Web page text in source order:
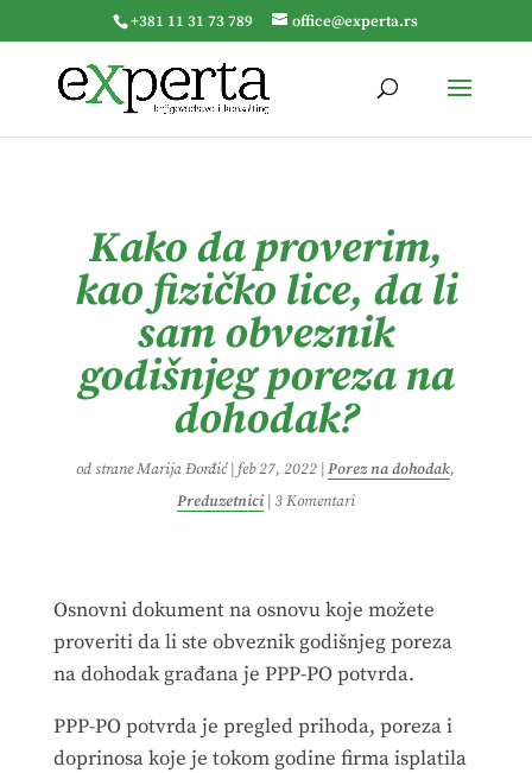
+381 11 31 73 789 office@experta.rs
Kako da proverim,
kao fizičko lice, da li
sam obveznik
godišnjeg poreza na
dohodak?
od straneMarija Đorđić|feb 27, 2022 |Porez na dohodak,
Preduzetnici| 3 Komentari
Osnovni dokument na osnovu koje možete
proveriti da li ste obveznik godišnjeg poreza
na dohodak građana je PPP-PO potvrda.
PPP-PO potvrda je pregled prihoda, poreza i
doprinosa koje je tokom godine firma isplatila